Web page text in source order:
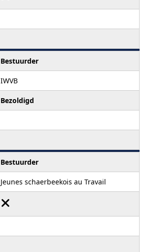
Bestuurder
IWVB
Bezoldigd
Bestuurder
Jeunes schaerbeekois au Travail